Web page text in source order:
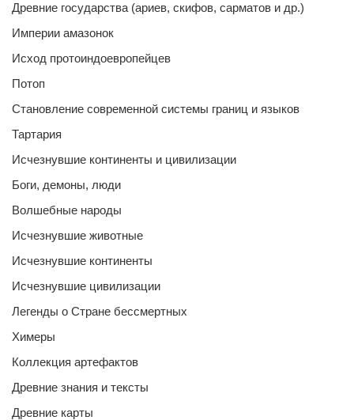
Древние государства (ариев, скифов, сарматов и др.)
Империи амазонок
Исход протоиндоевропейцев
Потоп
Становление современной системы границ и языков
Тартария
Исчезнувшие континенты и цивилизации
Боги, демоны, люди
Волшебные народы
Исчезнувшие животные
Исчезнувшие континенты
Исчезнувшие цивилизации
Легенды о Стране бессмертных
Химеры
Коллекция артефактов
Древние знания и тексты
Древние карты